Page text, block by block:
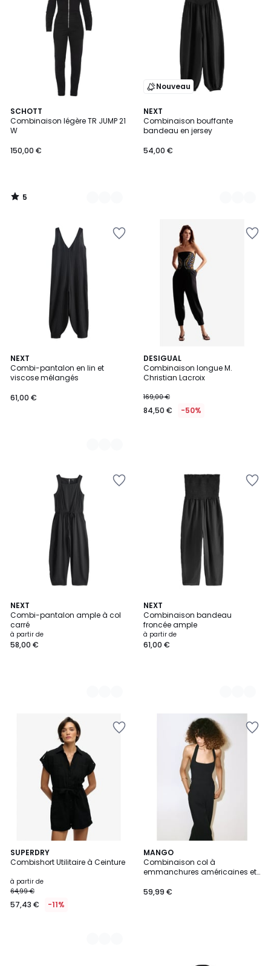
SCHOTT
Combinaison légère TR JUMP 21
W
150,00 €
5
/
5
6
Couleurs
5
/
Nouveau
NEXT
Combinaison bouffante
bandeau en jersey
54,00 €
2
Couleurs
NEXT
Combi-pantalon en lin et
viscose mélangés
61,00 €
2
Couleurs
DESIGUAL
Combinaison longue M.
Christian Lacroix
169,00 €
84,50 € -50%
NEXT
Combi-pantalon ample à col
carré
à partir de
58,00 €
3
Couleurs
NEXT
Combinaison bandeau
froncée ample
à partir de
61,00 €
3
Couleurs
SUPERDRY
Combishort Utilitaire à Ceinture
à partir de
64,99 €
57,43 € -11%
2
Couleurs
MANGO
Combinaison col à
emmanchures américaines et
59,99 €